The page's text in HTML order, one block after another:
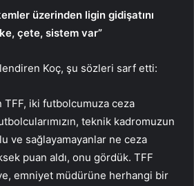
üzerinden ligin gidişatını
çete, sistem var”
Koç, şu sözleri sarf etti:
TFF, iki futbolcumuza ceza
teknik kadromuzun
ve sağlayamayanlar ne ceza
puan aldı, onu gördük. TFF
emniyet müdürüne herhangi bir